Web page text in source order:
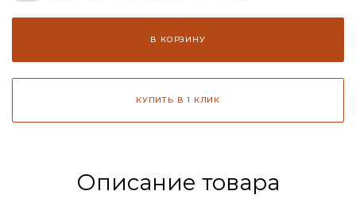
В КОРЗИНУ
КУПИТЬ В 1 КЛИК
Описание товара